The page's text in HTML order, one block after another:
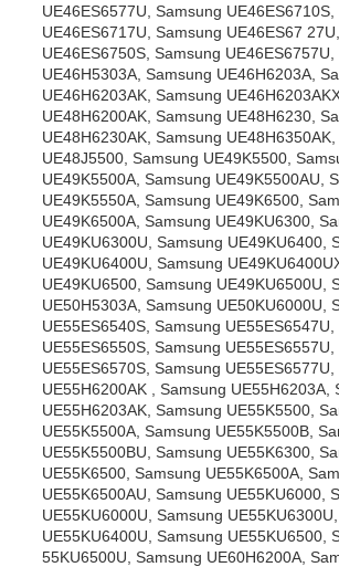
UE46ES6577U, Samsung UE46ES6710S,
UE46ES6717U, Samsung UE46ES67
UE46ES6750S, Samsung UE46ES6757U,
UE46H5303A, Samsung UE46H6203A,
UE46H6203AK, Samsung
UE48H6200AK, Samsung UE48H6230,
UE48H6230AK, Samsung
UE48J5500, Samsung UE49K5500,
UE49K5500A, Samsung UE49K5500AU,
UE49K5550A, Samsung UE49K6500,
UE49K6500A, Samsung UE49KU6300,
UE49KU6300U, Samsung UE49KU6400,
UE49KU6400U, Samsung
UE49KU6500, Samsung UE49KU6500U,
UE50H5303A, Samsung UE50KU6000U,
UE55ES6540S, Samsung UE55ES6547U,
UE55ES6550S, Samsung UE55ES6557U,
UE55ES6570S, Samsung UE55ES6577U,
UE55H6200AK , Samsung UE55H6203A,
UE55H6203AK, Samsung UE55K5500,
UE55K5500A, Samsung UE55K5500B,
UE55K5500BU, Samsung UE55K6300,
UE55K6500, Samsung UE55K6500A,
UE55K6500AU, Samsung UE55KU6000,
UE55KU6000U, Samsung
UE55KU6400U, Samsung UE55KU6500,
55KU6500U, Samsung UE60H6200A,